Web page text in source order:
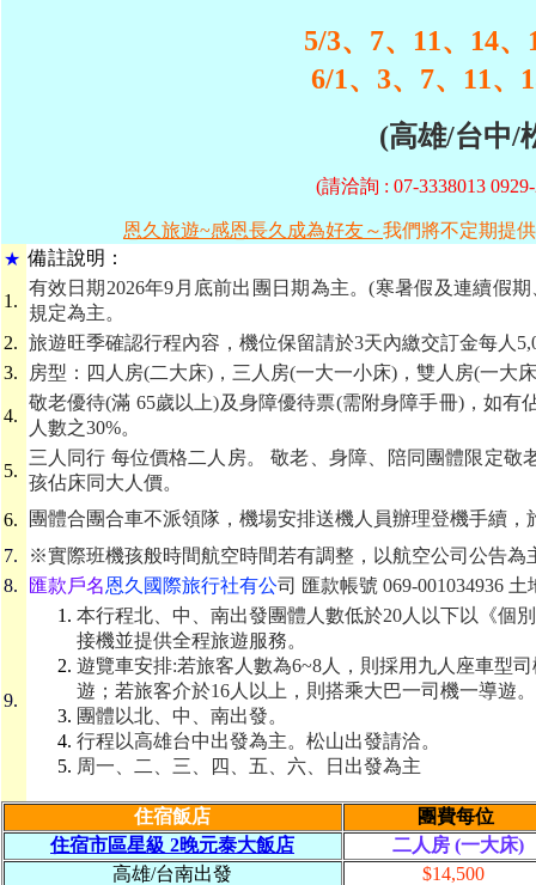
5/3、7、11、14
6/1、3、7、11、
(高雄/台中/
(請洽詢 : 07-3338013
恩久旅遊~感恩長久成為好友～我們將不定期提
★ 備註說明：
1.
有效日期2026年9月底前出團日期為主。(寒暑假及連續假
規定為主。
2. 旅遊旺季確認行程內容，機位保留請於3天內繳交訂金每人
3.
房型：四人房(二大床)，三人房(一大一小床)，雙人房(一大
4.
敬老優待(滿 65歲以上)及身障優待票(需附身障手冊)，如
人數之30%。
5.
三人同行 每位價格二人房。 敬老、身障、陪同團體限定敬
孩佔床同大人價。
6.
團體合團合車不派領隊，機場安排送機人員辦理登機手續
7.
※實際班機孩般時間航空時間若有調整，以航空公司公告為
8.
匯款戶名恩久國際旅行社有公司 匯款帳號 069-001034936
9.
本行程北、中、南出發團體人數低於20人以下以《個
接機並提供全程旅遊服務。
遊覽車安排:若旅客人數為6~8人，則採用九人座車型
遊；若旅客介於16人以上，則搭乘大巴一司機一導遊。
團體以北、中、南出發。
行程以高雄台中出發為主。松山出發請洽。
周一、二、三、四、五、六、日出發為主
住宿飯店
團費每位
住宿市區星級 2晚元泰大飯店
二人房 (一大床)
高雄/台南出發
$14,500